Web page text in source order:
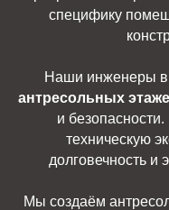
специфику
Наши инженеры
антресольных
и
техническую
долговечность и
Мы создаём